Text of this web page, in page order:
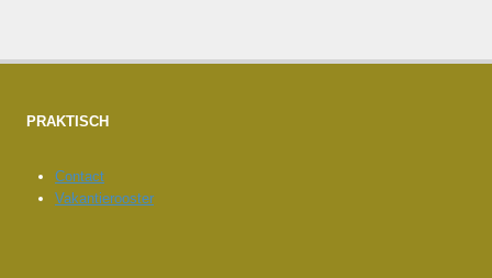
PRAKTISCH
Contact
Vakantierooster